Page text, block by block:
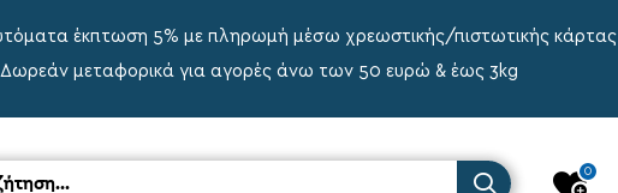
έκπτωση 5% με πληρωμή μέσω χρεωστικής/πιστωτικής κάρτας
Δωρεάν μεταφορικά για αγορές άνω των 50 ευρώ & έως 3kg
0